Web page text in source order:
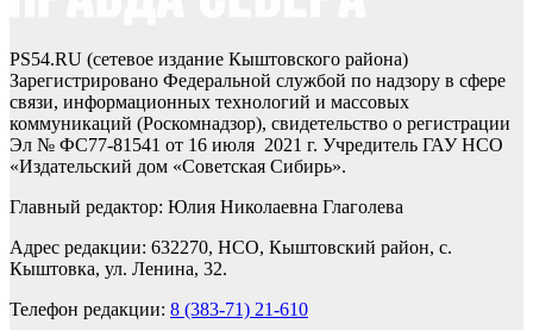
PS54.RU (сетевое издание Кыштовского района)
Зарегистрировано Федеральной службой по надзору в сфере
связи, информационных технологий и массовых
коммуникаций (Роскомнадзор), свидетельство о регистрации
Эл № ФС77-81541 от 16 июля 2021 г. Учредитель ГАУ НСО
«Издательский дом «Советская Сибирь».
Главный редактор: Юлия Николаевна Глаголева
Адрес редакции: 632270, НСО, Кыштовский район, с.
Кыштовка, ул. Ленина, 32.
Телефон редакции: 8 (383-71) 21-610